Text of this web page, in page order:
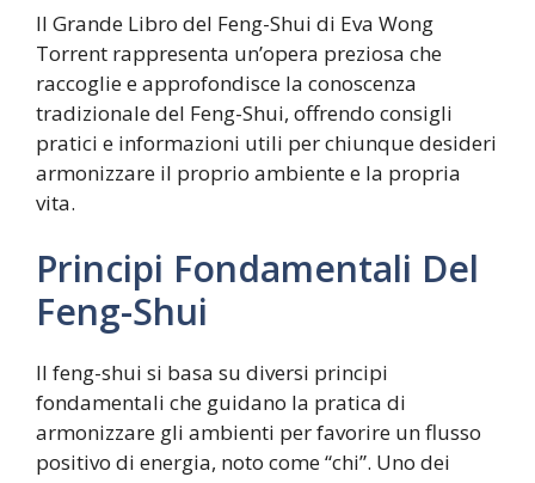
Il Grande Libro del Feng-Shui di Eva Wong
Torrent rappresenta un’opera preziosa che
raccoglie e approfondisce la conoscenza
tradizionale del Feng-Shui, offrendo consigli
pratici e informazioni utili per chiunque desideri
armonizzare il proprio ambiente e la propria
vita.
Principi Fondamentali Del
Feng-Shui
Il feng-shui si basa su diversi principi
fondamentali che guidano la pratica di
armonizzare gli ambienti per favorire un flusso
positivo di energia, noto come “chi”. Uno dei